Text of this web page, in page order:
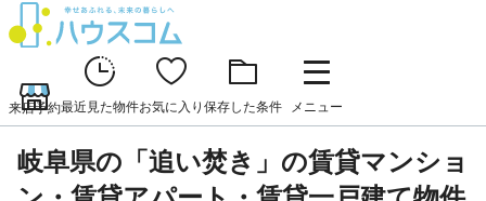
来店予約最近見た物件お気に入り 保存した条件 メニュー
岐阜県の「追い焚き」の賃貸マンショ